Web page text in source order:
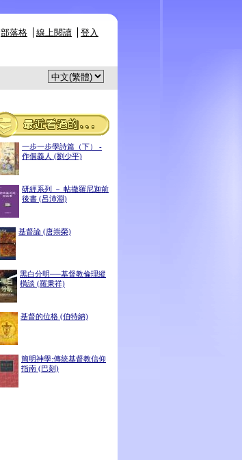
部落格 線上閱讀 登入
一步一步學詩篇（下） -
作個義人 (劉少平)
研經系列 － 帖撒羅尼迦前
後書 (呂沛淵)
基督論 (唐崇榮)
黑白分明──基督教倫理縱
橫談 (羅秉祥)
基督的位格 (伯特納)
簡明神學:傳統基督教信仰
指南 (巴刻)